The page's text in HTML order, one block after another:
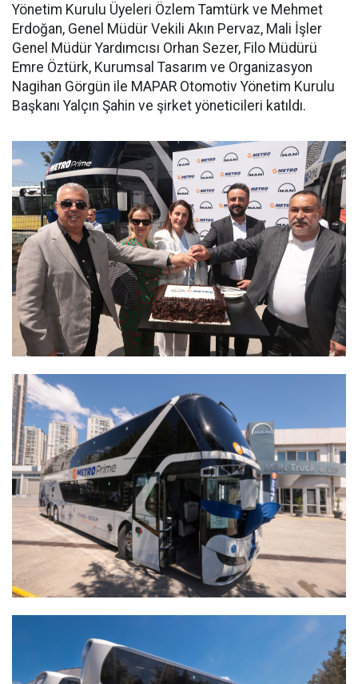
Yönetim Kurulu Üyeleri Özlem Tamtürk ve Mehmet
Erdoğan, Genel Müdür Vekili Akın Pervaz, Mali İşler
Genel Müdür Yardımcısı Orhan Sezer, Filo Müdürü
Emre Öztürk, Kurumsal Tasarım ve Organizasyon
Nagihan Görgün ile MAPAR Otomotiv Yönetim Kurulu
Başkanı Yalçın Şahin ve şirket yöneticileri katıldı.